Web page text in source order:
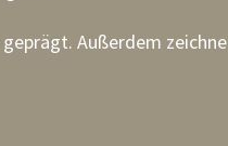
Außerdem